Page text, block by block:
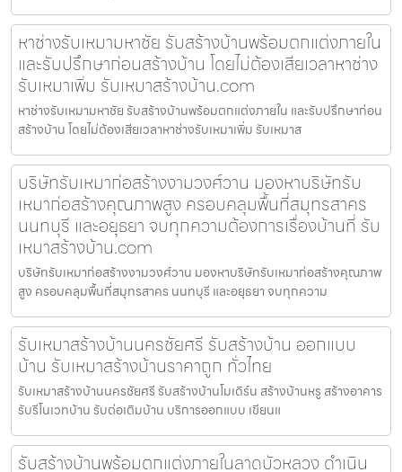
หาช่างรับเหมามหาชัย รับสร้างบ้านพร้อมตกแต่งภายใน
และรับปรึกษาก่อนสร้างบ้าน โดยไม่ต้องเสียเวลาหาช่าง
รับเหมาเพิ่ม รับเหมาสร้างบ้าน.com
หาช่างรับเหมามหาชัย รับสร้างบ้านพร้อมตกแต่งภายใน และรับปรึกษาก่อน
สร้างบ้าน โดยไม่ต้องเสียเวลาหาช่างรับเหมาเพิ่ม รับเหมาส
บริษัทรับเหมาก่อสร้างงามวงศ์วาน มองหาบริษัทรับ
เหมาก่อสร้างคุณภาพสูง ครอบคลุมพื้นที่สมุทรสาคร
นนทบุรี และอยุธยา จบทุกความต้องการเรื่องบ้านที่ รับ
เหมาสร้างบ้าน.com
บริษัทรับเหมาก่อสร้างงามวงศ์วาน มองหาบริษัทรับเหมาก่อสร้างคุณภาพ
สูง ครอบคลุมพื้นที่สมุทรสาคร นนทบุรี และอยุธยา จบทุกความ
รับเหมาสร้างบ้านนครชัยศรี รับสร้างบ้าน ออกแบบ
บ้าน รับเหมาสร้างบ้านราคาถูก ทั่วไทย
รับเหมาสร้างบ้านนครชัยศรี รับสร้างบ้านโมเดิร์น สร้างบ้านหรู สร้างอาคาร
รับรีโนเวทบ้าน รับต่อเติมบ้าน บริการออกแบบ เขียนแ
รับสร้างบ้านพร้อมตกแต่งภายในลาดบัวหลวง ดำเนิน